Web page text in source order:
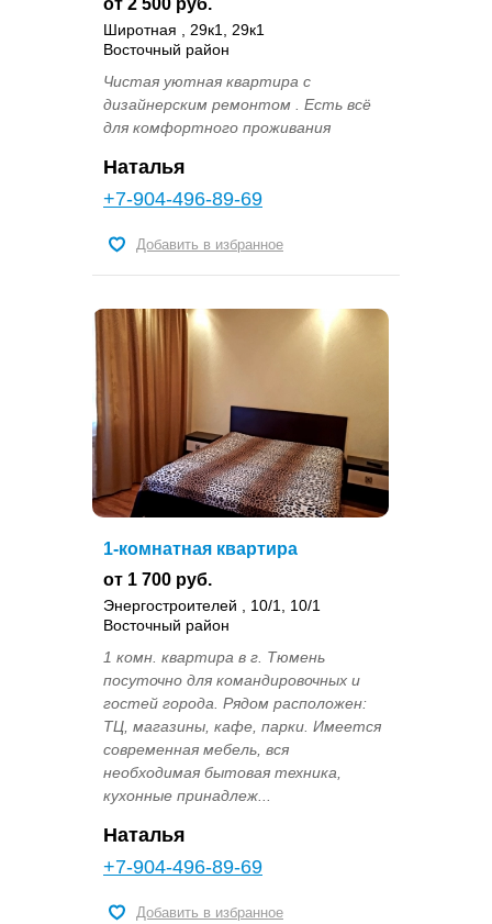
Широтная , 29к1, 29к1
Восточный район
Чистая уютная квартира с
дизайнерским ремонтом . Есть всё
для комфортного проживания
Наталья
+7-904-496-89-69
Добавить в избранное
1-комнатная квартира
от 1 700 руб.
Энергостроителей , 10/1, 10/1
Восточный район
1 комн. квартира в г. Тюмень
посуточно для командировочных и
гостей города. Рядом расположен:
ТЦ, магазины, кафе, парки. Имеется
современная мебель, вся
необходимая бытовая техника,
кухонные принадлеж...
Наталья
+7-904-496-89-69
Добавить в избранное